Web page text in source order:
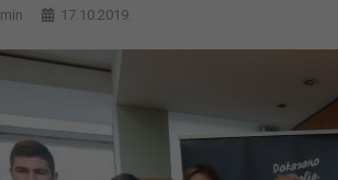
min 17.10.2019.